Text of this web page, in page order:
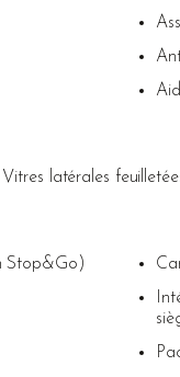
Vitres latérales
Stop&Go)